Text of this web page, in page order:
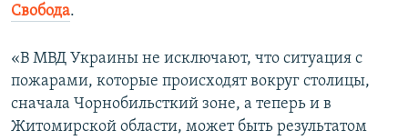
Свобода.
«В МВД Украины не исключают, что ситуация с
пожарами, которые происходят вокруг столицы,
сначала Чорнобильсткий зоне, а теперь и в
Житомирской области, может быть результатом